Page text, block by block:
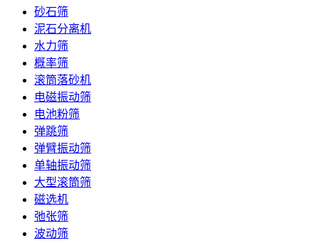
砂石筛
泥石分离机
水力筛
概率筛
滚筒落砂机
电磁振动筛
电池粉筛
弹跳筛
弹臂振动筛
单轴振动筛
大型滚筒筛
磁选机
弛张筛
波动筛